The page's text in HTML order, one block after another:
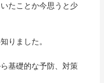
たことか今思うと少
りました。
基礎的な予防、対策